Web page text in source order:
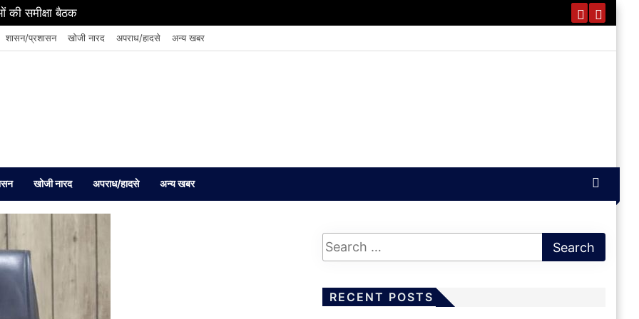
की समीक्षा बैठक
शासन/प्रशासन खोजी नारद अपराध/हादसे अन्य खबर
खोजी नारद अपराध/हादसे अन्य खबर
RECENT POSTS